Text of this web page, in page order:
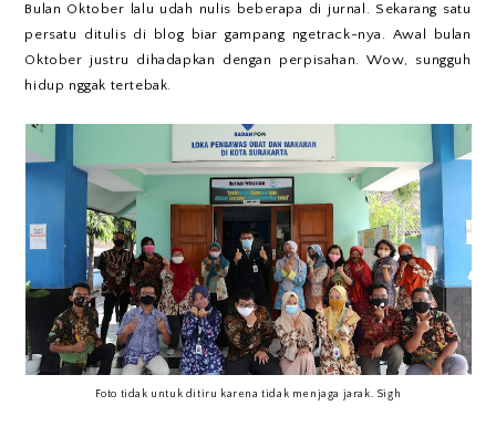
Bulan Oktober lalu udah nulis beberapa di jurnal. Sekarang satu
persatu ditulis di blog biar gampang ngetrack-nya. Awal bulan
Oktober justru dihadapkan dengan perpisahan. Wow, sungguh
hidup nggak tertebak.
Foto tidak untuk ditiru karena tidak menjaga jarak. Sigh